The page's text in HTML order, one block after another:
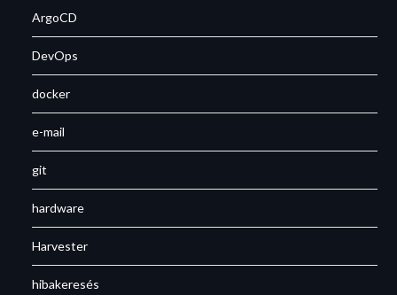
ArgoCD
DevOps
docker
e-mail
git
hardware
Harvester
hibakeresés